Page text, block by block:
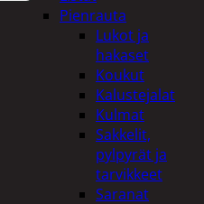
Pienrauta
Lukot ja
hakaset
Koukut
Kalustejalat
Kulmat
Sakkelit,
pylpyrät ja
tarvikkeet
Saranat